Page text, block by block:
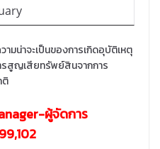
มน่าจะเป็นของการเกิดอุบัติเหตุ
รสูญเสียทรัพย์สินจากการ
ติ
ผู้จัดการ